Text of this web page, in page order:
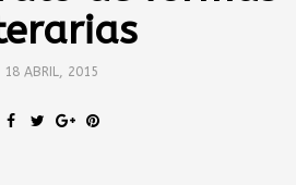
18 ABRIL, 2015